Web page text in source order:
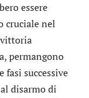
essere
cruciale nel
permangono
successive
disarmo di